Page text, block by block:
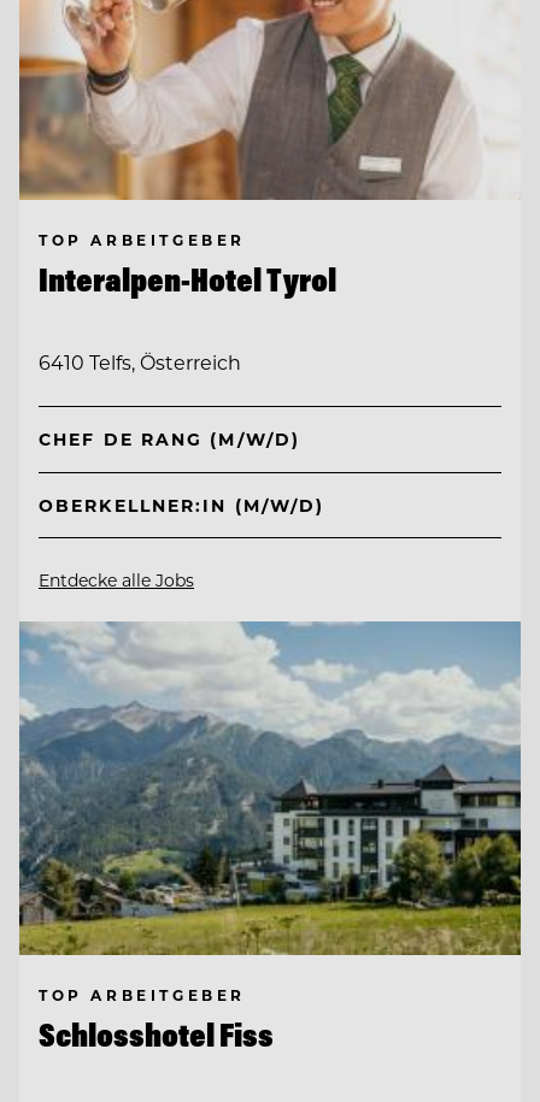
TOP ARBEITGEBER
Interalpen-Hotel Tyrol
6410 Telfs, Österreich
CHEF DE RANG (M/W/D)
OBERKELLNER:IN (M/W/D)
Entdecke alle Jobs
TOP ARBEITGEBER
Schlosshotel Fiss